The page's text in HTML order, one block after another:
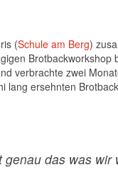
(Schule am Berg)
Brotbackworkshop
verbrachte zwei
lang ersehnten
das was wir